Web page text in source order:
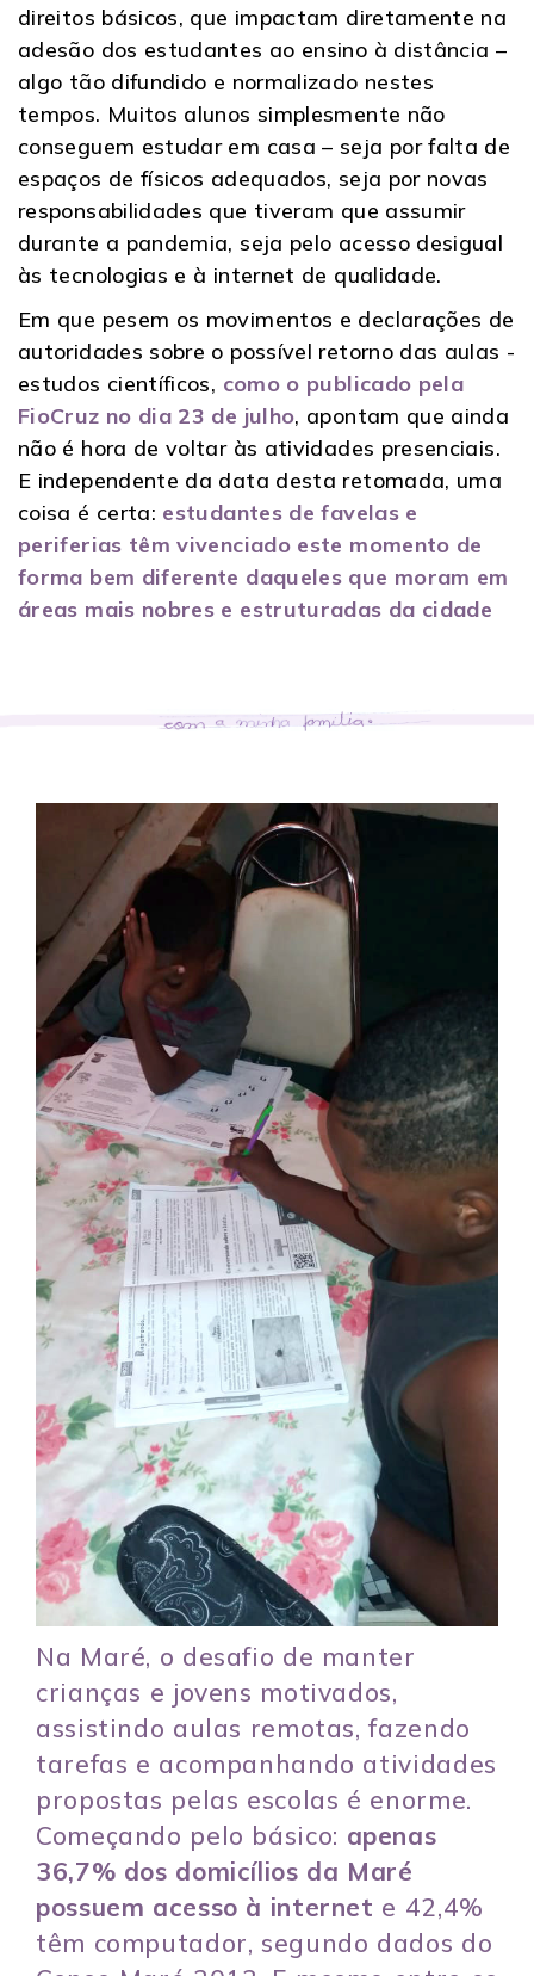
direitos básicos, que impactam diretamente na
adesão dos estudantes ao ensino à distância –
algo tão difundido e normalizado nestes
tempos. Muitos alunos simplesmente não
conseguem estudar em casa – seja por falta de
espaços de físicos adequados, seja por novas
responsabilidades que tiveram que assumir
durante a pandemia, seja pelo acesso desigual
às tecnologias e à internet de qualidade.
Em que pesem os movimentos e declarações de
autoridades sobre o possível retorno das aulas -
estudos científicos, como o publicado pela
FioCruz no dia 23 de julho, apontam que ainda
não é hora de voltar às atividades presenciais.
E independente da data desta retomada, uma
coisa é certa: estudantes de favelas e
periferias têm vivenciado este momento de
forma bem diferente daqueles que moram em
áreas mais nobres e estruturadas da cidade
Na Maré, o desafio de manter
crianças e jovens motivados,
assistindo aulas remotas, fazendo
tarefas e acompanhando atividades
propostas pelas escolas é enorme.
Começando pelo básico: apenas
36,7% dos domicílios da Maré
possuem acesso à internet e 42,4%
têm computador, segundo dados do